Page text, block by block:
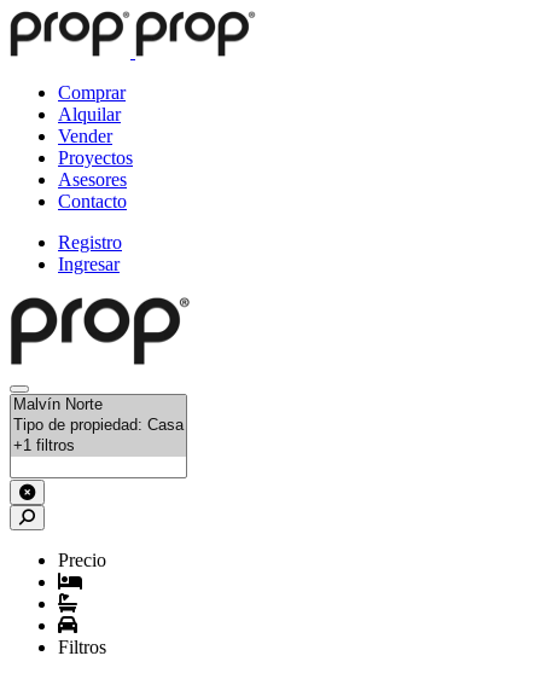
Comprar
Alquilar
Vender
Proyectos
Asesores
Contacto
Registro
Ingresar
Precio
Filtros